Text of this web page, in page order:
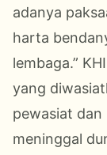
adanya
harta
lembaga.”
yang
pewasiat dan
meninggal